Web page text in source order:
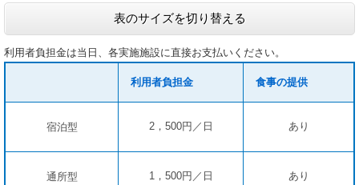
表のサイズを切り替える
利用者負担金は当日、各実施施設に直接お支払いください。
利用者負担金 食事の提供
宿泊型 2，500円／日 あり
通所型 1，500円／日 あり